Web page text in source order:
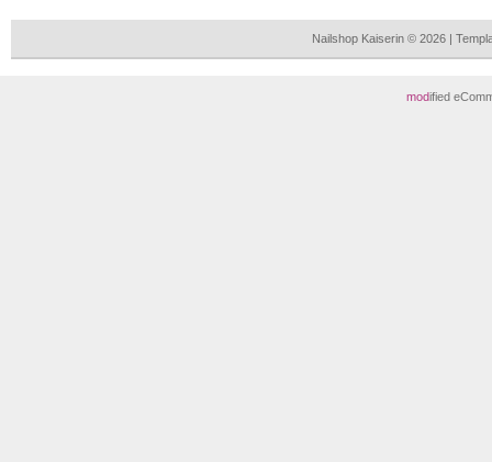
Nailshop Kaiserin © 2026 |
modified